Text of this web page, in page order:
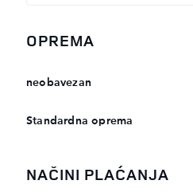
OPREMA
neobavezan
Standardna oprema
NAČINI PLAĆANJA